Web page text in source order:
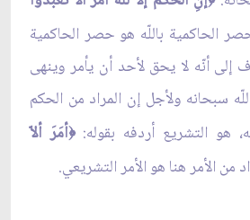
الحاكمية باللّه هو حصر الحاكمية
إلى أنّه لا يحق لأحد أن يأمر وينهى
سبحانه ولأجل إن المراد من الحكم
هو التشريع أردفه بقوله:﴿أمَرَ ألاّ
من الأمر هنا هو الأمر التشريعي.